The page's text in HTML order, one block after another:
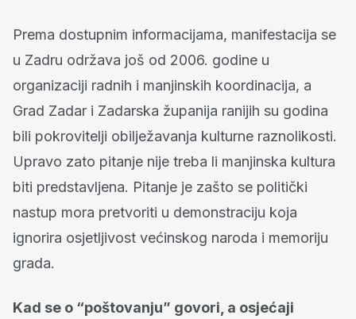
Prema dostupnim informacijama, manifestacija se
u Zadru održava još od 2006. godine u
organizaciji radnih i manjinskih koordinacija, a
Grad Zadar i Zadarska županija ranijih su godina
bili pokrovitelji obilježavanja kulturne raznolikosti.
Upravo zato pitanje nije treba li manjinska kultura
biti predstavljena. Pitanje je zašto se politički
nastup mora pretvoriti u demonstraciju koja
ignorira osjetljivost većinskog naroda i memoriju
grada.
Kad se o “poštovanju” govori, a osjećaji